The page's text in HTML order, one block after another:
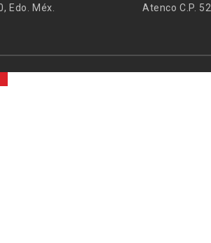
Edo. Méx.
Atenco C.P.